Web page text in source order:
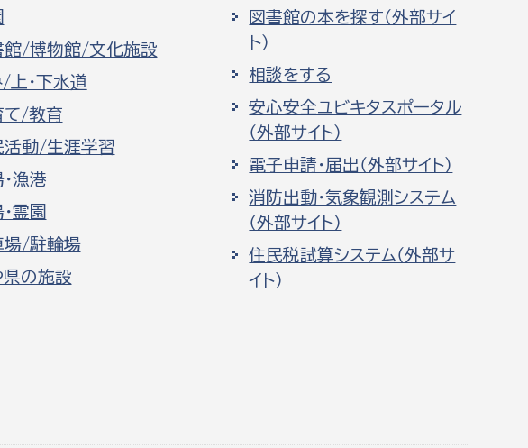
館/博物館/文化施設
上・下水道
て/教育
活動/生涯学習
漁港
霊園
場/駐輪場
県の施設
図書館の本を探す（外部サイ
ト）
相談をする
安心安全ユビキタスポータル
（外部サイト）
電子申請・届出（外部サイト）
消防出動・気象観測システム
（外部サイト）
住民税試算システム（外部サ
イト）